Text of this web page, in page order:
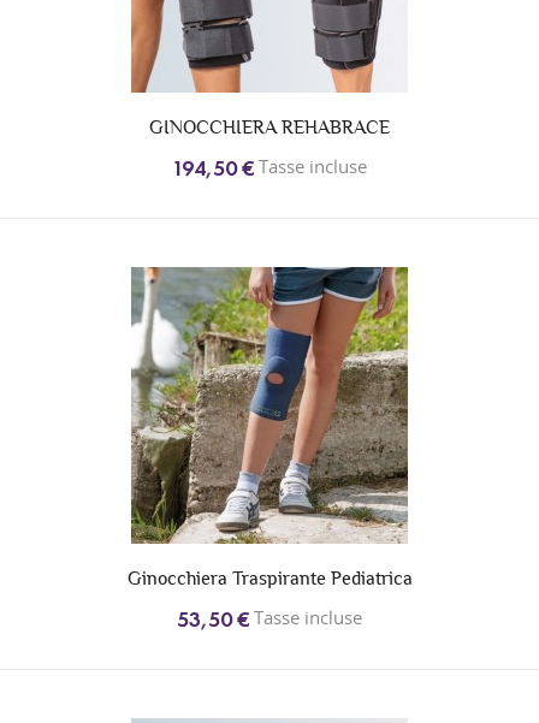
GINOCCHIERA REHABRACE
194,50 € Tasse incluse
Ginocchiera Traspirante Pediatrica
53,50 € Tasse incluse